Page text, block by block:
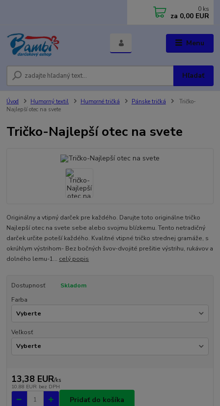
Menu
Hľadať
0 ks
za 0,00 EUR
Úvod Humorný textil Humorné tričká Pánske tričká
Tričko-
Najlepší otec na svete
Tričko-Najlepší otec na svete
Originálny a vtipný darček pre každého. Darujte toto originálne tričko
Najlepší otec na svete sebe alebo svojmu blízkemu. Tento netradičný
darček určite poteší každého. Kvalitné vtipné tričko strednej gramáže, s
okrúhlym výstrihom- Bez bočných švov-dvojité prešitie výstrihu, rukávov a
dolného lemu-1... celý popis
Dostupnosť
Skladom
Farba
Veľkosť
13,38 EUR/ks
10,88 EUR bez DPH
Pridať do košíka